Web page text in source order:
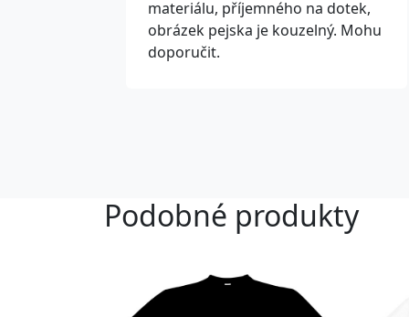
materiálu, příjemného na dotek,
obrázek pejska je kouzelný. Mohu
doporučit.
Podobné produkty